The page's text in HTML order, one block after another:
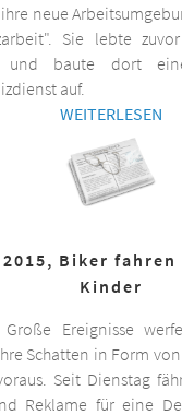
neue
Sie lebte
und baute dort
auf.
WEITERLESEN
Biker
Kinder
Große Ereignisse
Schatten in Form
Seit Dienstag
Reklame für eine